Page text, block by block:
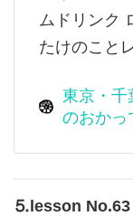
ムドリンク
たけのこと
東京・
のおかっ
⒌lesson